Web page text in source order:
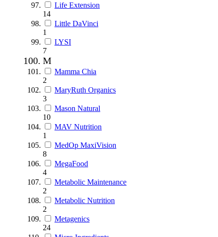
Life Extension
14
Little DaVinci
1
LYSI
7
M
Mamma Chia
2
MaryRuth Organics
3
Mason Natural
10
MAV Nutrition
1
MedOp MaxiVision
8
MegaFood
4
Metabolic Maintenance
2
Metabolic Nutrition
2
Metagenics
24